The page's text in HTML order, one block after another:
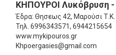
ΚΗΠΟΥΡΟΙ Λυκόβρυση
Έδρα: Θησεως 42, Μαρούσι
Τηλ. 6996343571, 6944215654
www.mykipouros.gr
Khpoergasies@gmail.com